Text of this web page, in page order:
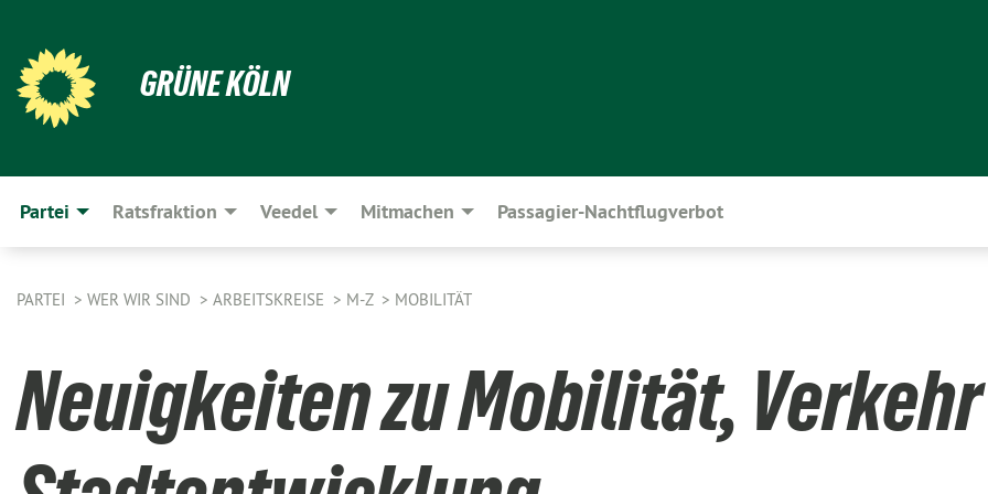
GRÜNE KÖLN
Partei Ratsfraktion Veedel Mitmachen Passagier-Nachtflugverbot
PARTEI WER WIR SIND ARBEITSKREISE M-Z MOBILITÄT
Neuigkeiten zu Mobilität,